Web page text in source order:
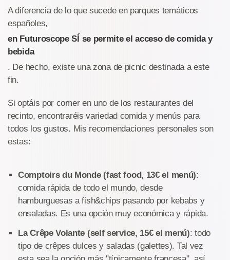
A diferencia de lo que sucede en parques temáticos
españoles,
en Futuroscope SÍ se permite el acceso de comida y
bebida
. De hecho, existe una zona de picnic destinada a este
fin.
Si optáis por comer en uno de los restaurantes del
recinto, encontraréis variedad comida y menús para
todos los gustos. Mis recomendaciones personales son
estas:
Comptoirs du Monde (fast food, 13€ el menú):
comida rápida de todo el mundo, desde
hamburguesas a fish&chips pasando por kebabs y
ensaladas. Es una opción muy económica y rápida.
La Crêpe Volante (self service, 15€ el menú): todo
tipo de crêpes dulces y saladas (galettes). Tal vez